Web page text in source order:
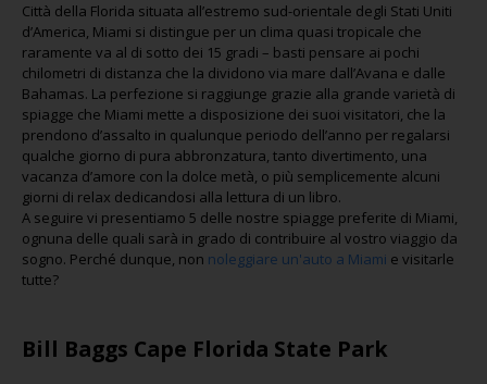
Città della Florida situata all’estremo sud-orientale degli Stati Uniti
d’America, Miami si distingue per un clima quasi tropicale che
raramente va al di sotto dei 15 gradi – basti pensare ai pochi
chilometri di distanza che la dividono via mare dall’Avana e dalle
Bahamas. La perfezione si raggiunge grazie alla grande varietà di
spiagge che Miami mette a disposizione dei suoi visitatori, che la
prendono d’assalto in qualunque periodo dell’anno per regalarsi
qualche giorno di pura abbronzatura, tanto divertimento, una
vacanza d’amore con la dolce metà, o più semplicemente alcuni
giorni di relax dedicandosi alla lettura di un libro.
A seguire vi presentiamo 5 delle nostre spiagge preferite di Miami,
ognuna delle quali sarà in grado di contribuire al vostro viaggio da
sogno. Perché dunque, non noleggiare un'auto a Miami e visitarle
tutte?
Bill Baggs Cape Florida State Park